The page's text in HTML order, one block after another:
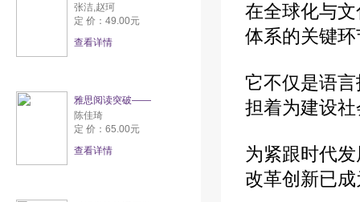
张洁,赵珂
定 价：49.00元
查看详情
雅思阅读突破——
陈佳琦
定 价：65.00元
查看详情
在全球化与
体系的关键
它不仅是语
担着为建设
为紧跟时代
改革创新已